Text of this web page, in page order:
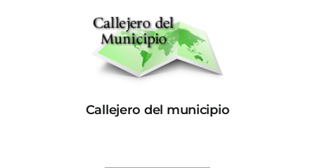
Callejero del municipio